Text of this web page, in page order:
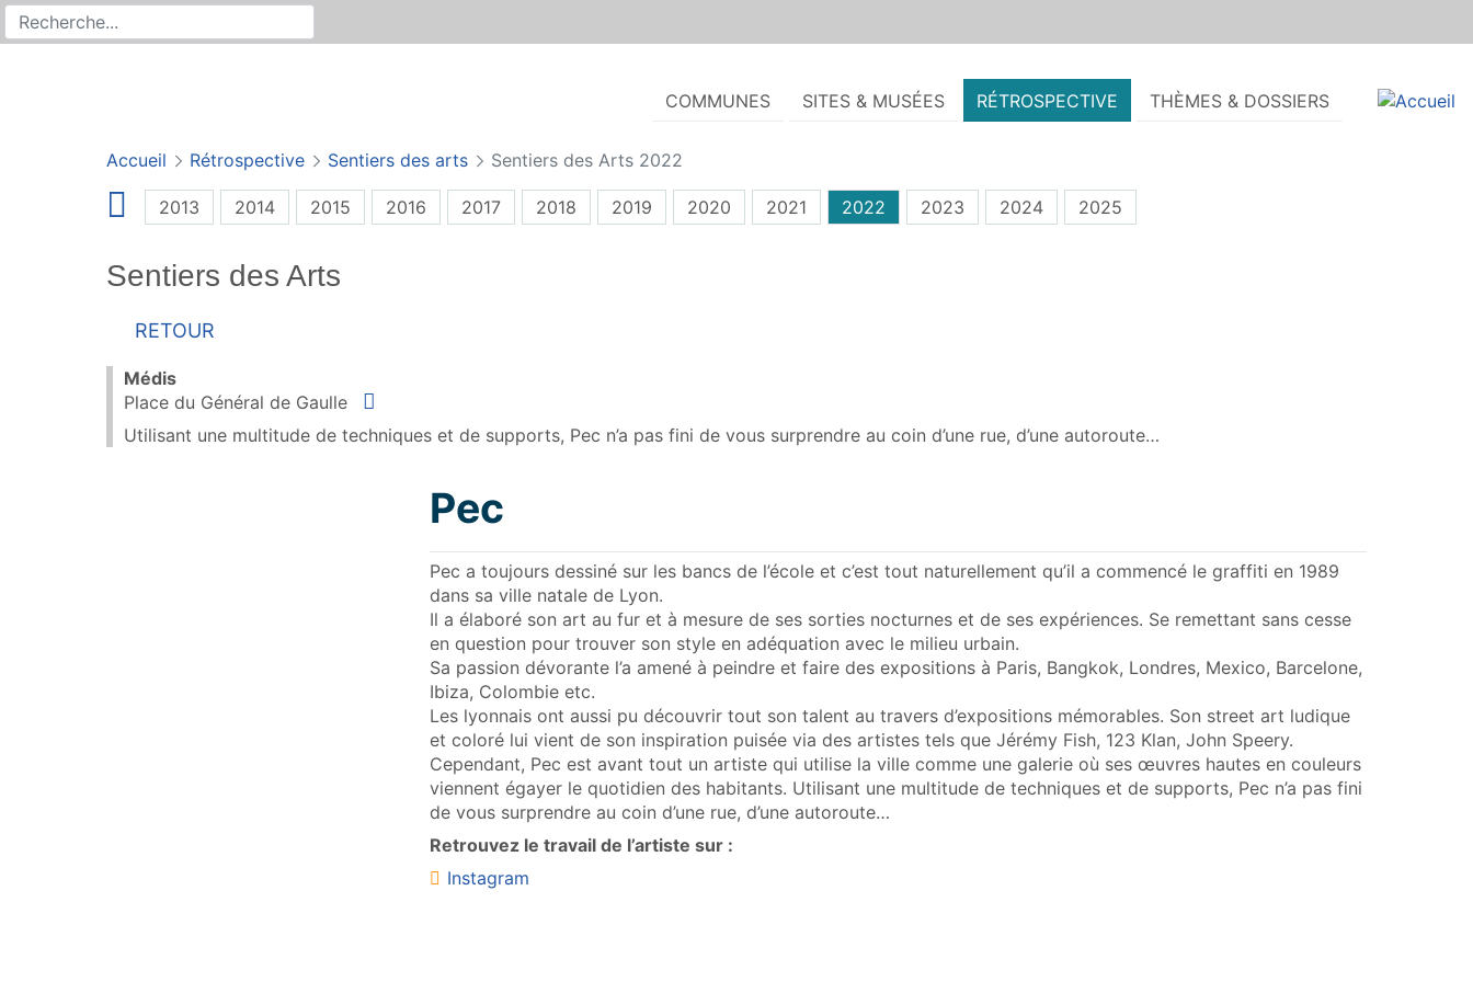
Recherche sur le site
Rechercher
COMMUNES SITES & MUSÉES RÉTROSPECTIVE THÈMES & DOSSIERS
Accueil Rétrospective Sentiers des arts Sentiers des Arts 2022
2013 2014 2015 2016 2017 2018 2019 2020 2021 2022 2023 2024 2025
Sentiers des Arts
Retour
Médis
Place du Général de Gaulle
Situer
Utilisant une multitude de techniques et de supports, Pec n’a pas fini de vous surprendre au coin d’une rue, d’une autoroute…
Pec
Pec a toujours dessiné sur les bancs de l’école et c’est tout naturellement qu’il a commencé le graffiti en 1989
dans sa ville natale de Lyon.
Il a élaboré son art au fur et à mesure de ses sorties nocturnes et de ses expériences. Se remettant sans cesse
en question pour trouver son style en adéquation avec le milieu urbain.
Sa passion dévorante l’a amené à peindre et faire des expositions à Paris, Bangkok, Londres, Mexico, Barcelone,
Ibiza, Colombie etc.
Les lyonnais ont aussi pu découvrir tout son talent au travers d’expositions mémorables. Son street art ludique
et coloré lui vient de son inspiration puisée via des artistes tels que Jérémy Fish, 123 Klan, John Speery.
Cependant, Pec est avant tout un artiste qui utilise la ville comme une galerie où ses œuvres hautes en couleurs
viennent égayer le quotidien des habitants. Utilisant une multitude de techniques et de supports, Pec n’a pas fini
de vous surprendre au coin d’une rue, d’une autoroute…
Retrouvez le travail de l’artiste sur :
Instagram